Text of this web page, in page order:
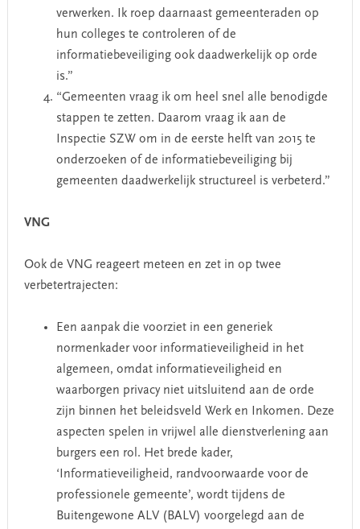
verwerken. Ik roep daarnaast gemeenteraden op
hun colleges te controleren of de
informatiebeveiliging ook daadwerkelijk op orde
is.”
“Gemeenten vraag ik om heel snel alle benodigde
stappen te zetten. Daarom vraag ik aan de
Inspectie SZW om in de eerste helft van 2015 te
onderzoeken of de informatiebeveiliging bij
gemeenten daadwerkelijk structureel is verbeterd.”
VNG
Ook de VNG reageert meteen en zet in op twee
verbetertrajecten:
Een aanpak die voorziet in een generiek
normenkader voor informatieveiligheid in het
algemeen, omdat informatieveiligheid en
waarborgen privacy niet uitsluitend aan de orde
zijn binnen het beleidsveld Werk en Inkomen. Deze
aspecten spelen in vrijwel alle dienstverlening aan
burgers een rol. Het brede kader,
‘Informatieveiligheid, randvoorwaarde voor de
professionele gemeente’, wordt tijdens de
Buitengewone ALV (BALV) voorgelegd aan de